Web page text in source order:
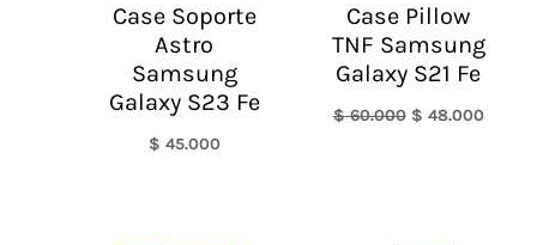
Case Soporte
Astro
Samsung
Galaxy S23 Fe
$ 45.000
Case Pillow
TNF Samsung
Galaxy S21 Fe
$60.000 $ 48.000